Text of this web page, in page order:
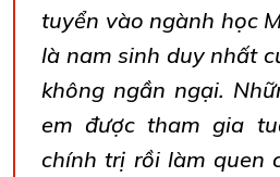
tuyển vào ngành học
là nam sinh duy nhất
không ngần ngại.
em được tham gia
chính trị rồi làm quen